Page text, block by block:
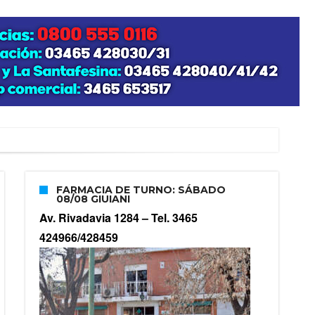
FARMACIA DE TURNO: SÁBADO
08/08 GIUIANI
Av. Rivadavia 1284 –Tel. 3465
424966/428459